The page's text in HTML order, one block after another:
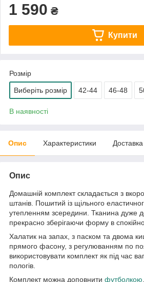
1 590 ₴
Купити
Розмір
Виберіть розмір 42-44 46-48
В наявності
Опис Характеристики Доставка
Опис
Домашній комплект складається з
штанів. Пошитий із щільного
утепленням зсередини. Тканина дуже
прекрасно зберігаючи форму в
Халатик на запах, з паском та двома
прямого фасону, з регулюванням по
використовувати комплект як під час
пологів.
Комплект можна доповнити футболкою